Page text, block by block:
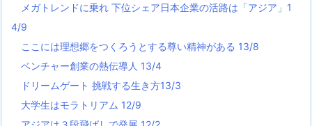
メガトレンドに乗れ 下位シェア日本企業の活路は「アジア」1
4/9
ここには理想郷をつくろうとする尊い精神がある 13/8
ベンチャー創業の熱伝導人 13/4
ドリームゲート 挑戦する生き方13/3
大学生はモラトリアム 12/9